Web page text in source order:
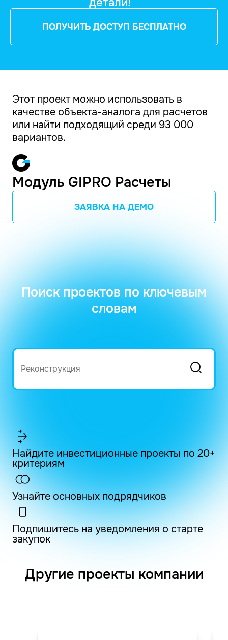
ПОЛУЧИТЬ ДОСТУП БЕСПЛАТНО
Этот проект можно использовать в
качестве объекта-аналога для расчетов
или найти подходящий среди 93 000
вариантов.
Модуль GIPRO Расчеты
ЗАЯВКА НА ДЕМО
Поиск проектов по ключевым
словам
Найдите инвестиционные проекты по 20+
критериям
Узнайте основных подрядчиков
Подпишитесь на уведомления о старте
закупок
Другие проекты компании